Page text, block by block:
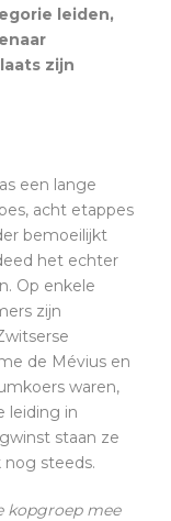
leiden,
zijn
een lange
acht etappes
bemoeilijkt
het echter
Op enkele
zijn
de Mévius en
waren,
leiding in
staan ze
nog steeds.
kopgroep mee